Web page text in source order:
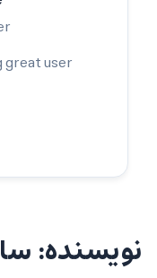
great user
نویسنده: